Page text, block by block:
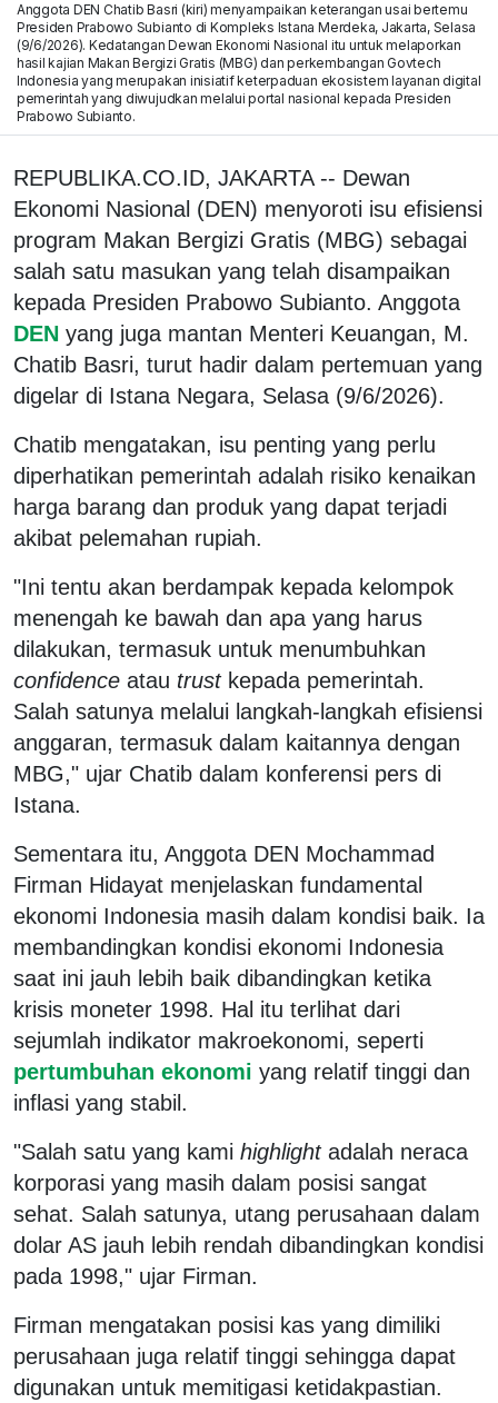
Anggota DEN Chatib Basri (kiri) menyampaikan keterangan usai bertemu
Presiden Prabowo Subianto di Kompleks Istana Merdeka, Jakarta, Selasa
(9/6/2026). Kedatangan Dewan Ekonomi Nasional itu untuk melaporkan
hasil kajian Makan Bergizi Gratis (MBG) dan perkembangan Govtech
Indonesia yang merupakan inisiatif keterpaduan ekosistem layanan digital
pemerintah yang diwujudkan melalui portal nasional kepada Presiden
Prabowo Subianto.
REPUBLIKA.CO.ID, JAKARTA -- Dewan
Ekonomi Nasional (DEN) menyoroti isu efisiensi
program Makan Bergizi Gratis (MBG) sebagai
salah satu masukan yang telah disampaikan
kepada Presiden Prabowo Subianto. Anggota
DEN yang juga mantan Menteri Keuangan, M.
Chatib Basri, turut hadir dalam pertemuan yang
digelar di Istana Negara, Selasa (9/6/2026).
Chatib mengatakan, isu penting yang perlu
diperhatikan pemerintah adalah risiko kenaikan
harga barang dan produk yang dapat terjadi
akibat pelemahan rupiah.
"Ini tentu akan berdampak kepada kelompok
menengah ke bawah dan apa yang harus
dilakukan, termasuk untuk menumbuhkan
confidence atau trustkepada pemerintah.
Salah satunya melalui langkah-langkah efisiensi
anggaran, termasuk dalam kaitannya dengan
MBG," ujar Chatib dalam konferensi pers di
Istana.
Sementara itu, Anggota DEN Mochammad
Firman Hidayat menjelaskan fundamental
ekonomi Indonesia masih dalam kondisi baik. Ia
membandingkan kondisi ekonomi Indonesia
saat ini jauh lebih baik dibandingkan ketika
krisis moneter 1998. Hal itu terlihat dari
sejumlah indikator makroekonomi, seperti
pertumbuhan ekonomi yang relatif tinggi dan
inflasi yang stabil.
"Salah satu yang kami highlightadalah neraca
korporasi yang masih dalam posisi sangat
sehat. Salah satunya, utang perusahaan dalam
dolar AS jauh lebih rendah dibandingkan kondisi
pada 1998," ujar Firman.
Firman mengatakan posisi kas yang dimiliki
perusahaan juga relatif tinggi sehingga dapat
digunakan untuk memitigasi ketidakpastian.